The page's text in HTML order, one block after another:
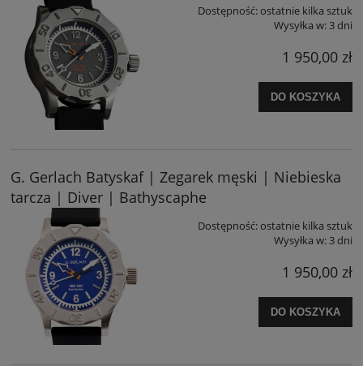
Dostępność:ostatnie kilka sztuk
Wysyłka w:3 dni
1 950,00 zł
DO KOSZYKA
G. Gerlach Batyskaf | Zegarek męski | Niebieska
tarcza | Diver | Bathyscaphe
Dostępność:ostatnie kilka sztuk
Wysyłka w:3 dni
1 950,00 zł
DO KOSZYKA